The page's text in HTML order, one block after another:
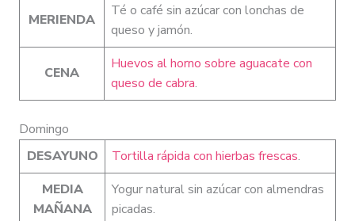
MERIENDA
Té o café sin azúcar con lonchas de
queso y jamón.
CENA
Huevos al horno sobre aguacate con
queso de cabra.
Domingo
DESAYUNO
Tortilla rápida con hierbas frescas.
MEDIA
MAÑANA
Yogur natural sin azúcar con almendras
picadas.